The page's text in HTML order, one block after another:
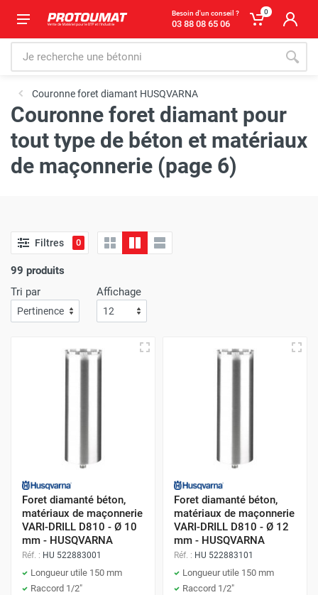
Besoin d'un conseil ?
03 88 08 65 06
0
Couronne foret diamant HUSQVARNA
Couronne foret diamant pour
tout type de béton et matériaux
de maçonnerie (page 6)
Filtres 0
99 produits
Tri par
Affichage
Foret diamanté béton,
matériaux de maçonnerie
VARI-DRILL D810 - Ø 10
mm - HUSQVARNA
Réf. : HU 522883001
Longueur utile 150 mm
Raccord 1/2"
Foret diamanté béton,
matériaux de maçonnerie
VARI-DRILL D810 - Ø 12
mm - HUSQVARNA
Réf. : HU 522883101
Longueur utile 150 mm
Raccord 1/2"